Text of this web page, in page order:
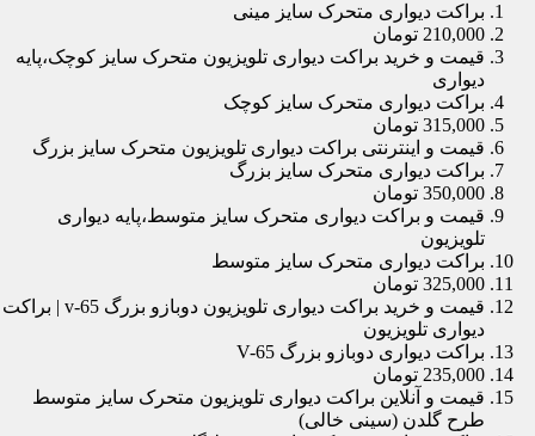
براکت دیواری متحرک سایز مینی
210,000 تومان
قیمت و خرید براکت دیواری تلویزیون متحرک سایز کوچک،پایه
دیواری
براکت دیواری متحرک سایز کوچک
315,000 تومان
قیمت و اینترنتی براکت دیواری تلویزیون متحرک سایز بزرگ
براکت دیواری متحرک سایز بزرگ
350,000 تومان
قیمت و براکت دیواری متحرک سایز متوسط،پایه دیواری
تلویزیون
براکت دیواری متحرک سایز متوسط
325,000 تومان
قیمت و خرید براکت دیواری تلویزیون دوبازو بزرگ v-65 | براکت
دیواری تلویزیون
براکت دیواری دوبازو بزرگ V-65
235,000 تومان
قیمت و آنلاین براکت دیواری تلویزیون متحرک سایز متوسط
طرح گلدن (سینی خالی)